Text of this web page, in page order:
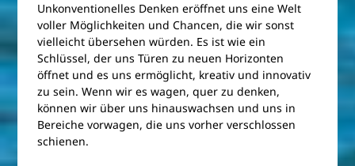
Unkonventionelles Denken eröffnet uns eine Welt
voller Möglichkeiten und Chancen, die wir sonst
vielleicht übersehen würden. Es ist wie ein
Schlüssel, der uns Türen zu neuen Horizonten
öffnet und es uns ermöglicht, kreativ und innovativ
zu sein. Wenn wir es wagen, quer zu denken,
können wir über uns hinauswachsen und uns in
Bereiche vorwagen, die uns vorher verschlossen
schienen.